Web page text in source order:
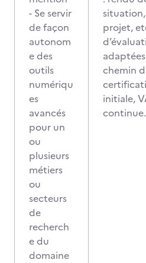
- Se servir
de façon
autonom
e des
outils
numériqu
es
avancés
pour un
ou
plusieurs
métiers
ou
secteurs
de
recherch
e du
domaine
projet,
chemin
initiale,
continue.